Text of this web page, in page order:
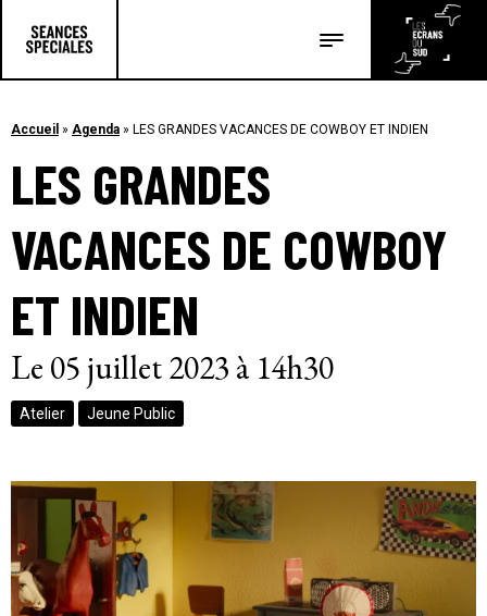
Les articles
Accueil » Agenda » LES GRANDES VACANCES DE COWBOY ET INDIEN
LES GRANDES
VACANCES DE COWBOY
ET INDIEN
Le 05 juillet 2023 à 14h30
Atelier Jeune Public